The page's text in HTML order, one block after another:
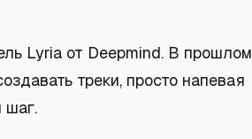
Lyria от Deepmind. В прошлом
треки, просто напевая
шаг.